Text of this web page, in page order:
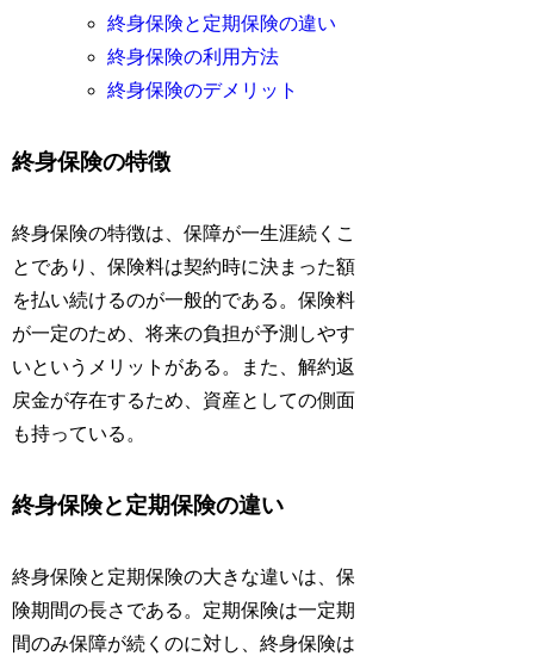
終身保険と定期保険の違い
終身保険の利用方法
終身保険のデメリット
終身保険の特徴
終身保険の特徴は、保障が一生涯続くこ
とであり、保険料は契約時に決まった額
を払い続けるのが一般的である。保険料
が一定のため、将来の負担が予測しやす
いというメリットがある。また、解約返
戻金が存在するため、資産としての側面
も持っている。
終身保険と定期保険の違い
終身保険と定期保険の大きな違いは、保
険期間の長さである。定期保険は一定期
間のみ保障が続くのに対し、終身保険は